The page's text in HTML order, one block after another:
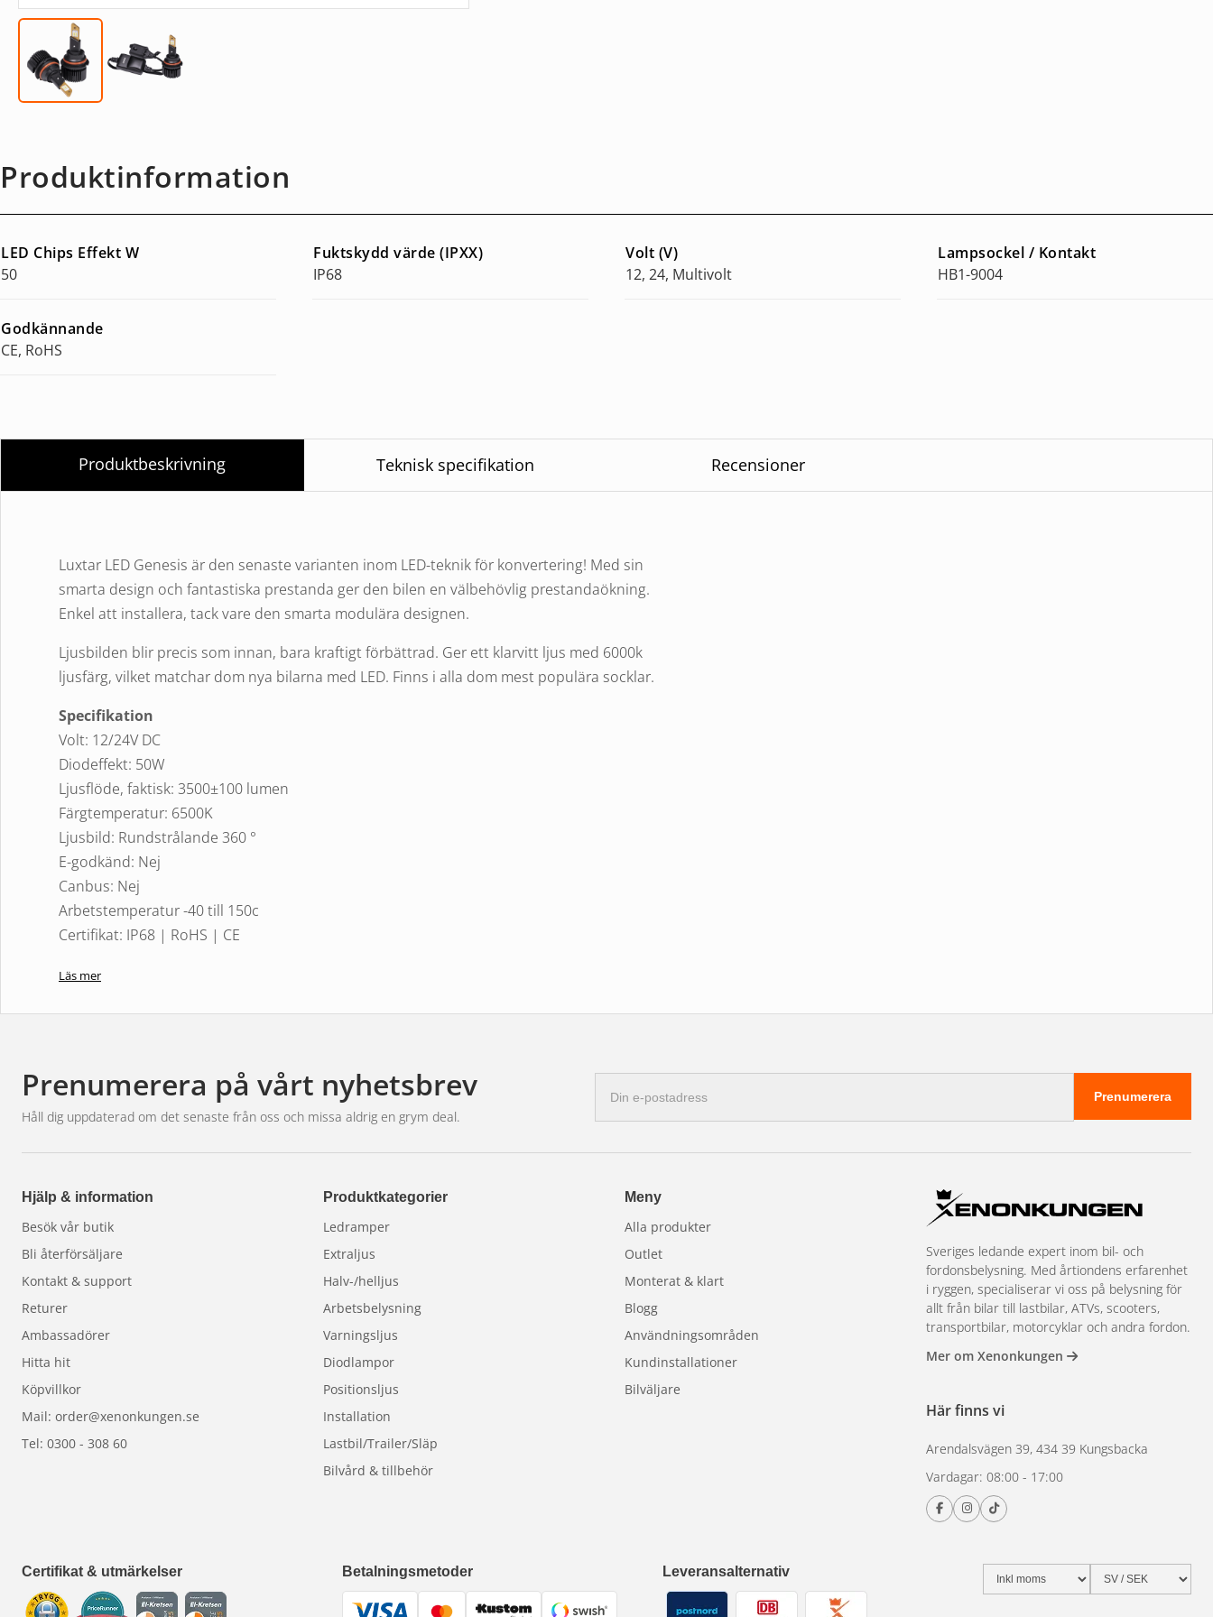
Produktinformation
LED Chips Effekt W
50
Fuktskydd värde (IPXX)
IP68
Volt (V)
12, 24, Multivolt
Lampsockel / Kontakt
HB1-9004
Godkännande
CE, RoHS
Produktbeskrivning Teknisk specifikation Recensioner
Luxtar LED Genesis är den senaste varianten inom LED-teknik för konvertering! Med sin
smarta design och fantastiska prestanda ger den bilen en välbehövlig prestandaökning.
Enkel att installera, tack vare den smarta modulära designen.
Ljusbilden blir precis som innan, bara kraftigt förbättrad. Ger ett klarvitt ljus med 6000k
ljusfärg, vilket matchar dom nya bilarna med LED. Finns i alla dom mest populära socklar.
Specifikation
Volt: 12/24V DC
Diodeffekt: 50W
Ljusflöde, faktisk: 3500±100 lumen
Färgtemperatur: 6500K
Ljusbild: Rundstrålande 360 °
E-godkänd: Nej
Canbus: Nej
Arbetstemperatur -40 till 150c
Certifikat: IP68 | RoHS | CE
övervakning.
Läs mer
Prenumerera på vårt nyhetsbrev
Håll dig uppdaterad om det senaste från oss och missa aldrig en grym deal.
postadress
Prenumerera
Hjälp & information
Besök vår butik
Bli återförsäljare
Kontakt & support
Returer
Ambassadörer
Hitta hit
Köpvillkor
Mail: order@xenonkungen.se
Tel: 0300 - 308 60
Produktkategorier
Ledramper
Extraljus
Halv-/helljus
Arbetsbelysning
Varningsljus
Diodlampor
Positionsljus
Installation
Lastbil/Trailer/Släp
Bilvård & tillbehör
Meny
Alla produkter
Outlet
Monterat & klart
Blogg
Användningsområden
Kundinstallationer
Bilväljare
Sveriges ledande expert inom bil- och
fordonsbelysning. Med årtiondens erfarenhet
i ryggen, specialiserar vi oss på belysning för
allt från bilar till lastbilar, ATVs, scooters,
transportbilar, motorcyklar och andra fordon.
Mer om Xenonkungen
Här finns vi
Arendalsvägen 39, 434 39 Kungsbacka
Vardagar: 08:00 - 17:00
Certifikat & utmärkelser Betalningsmetoder Leveransalternativ